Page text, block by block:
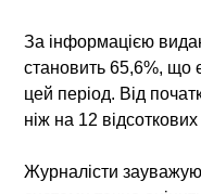
За інформацією
становить 65,6%, що
цей період. Від
ніж на 12 відсоткових
Журналісти